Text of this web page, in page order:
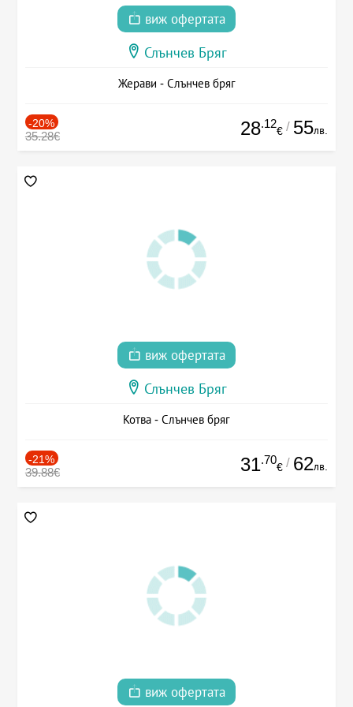
виж офертата
Слънчев Бряг
Жерави - Слънчев бряг
-20%
35.28€ 28.12
€ / 55лв.
виж офертата
Слънчев Бряг
Котва - Слънчев бряг
-21%
39.88€ 31.70
€ / 62лв.
виж офертата